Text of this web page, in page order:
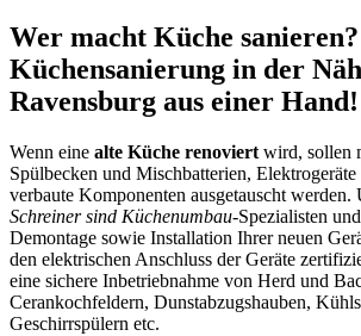
Wer macht Küche sanieren?
Küchensanierung in der
Ravensburg aus einer Hand!
Wenn eine alte Küche renoviert wird, sollen
Spülbecken und Mischbatterien, Elektrogeräte
verbaute Komponenten ausgetauscht werden.
Schreiner sind Küchenumbau-Spezialisten
Demontage sowie Installation Ihrer neuen
den elektrischen Anschluss der Geräte
eine sichere Inbetriebnahme von Herd und
Cerankochfeldern, Dunstabzugshauben,
Geschirrspülern etc.